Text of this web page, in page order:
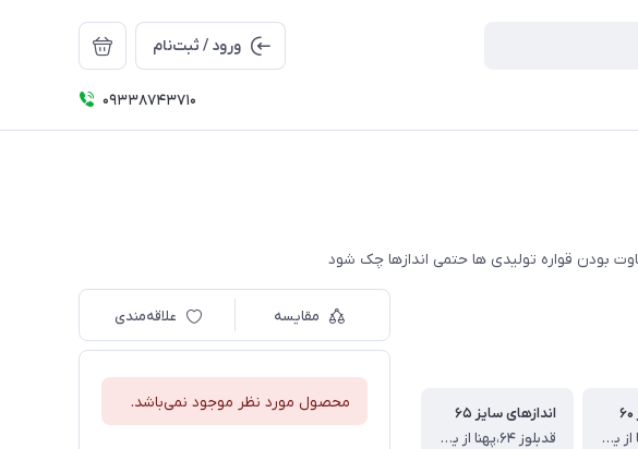
ورود / ثبت‌نام
09338743710
قدبلوز ۵۹،پهنا از یک طرف۴۲،قدآستین ۵۱،قدشلوار۸۸
اندازهای سایز ۶۵
قدبلوز ۶۴،پهنا از یک طرف۴۴،قدآستین ۵۳،قدشلوار ۹۴
مقایسه علاقه‌مندی
محصول مورد نظر موجود نمی‌باشد.